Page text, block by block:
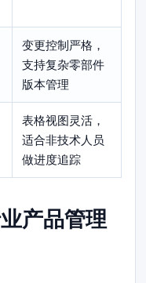
变更控制严格，
支持复杂零部件
版本管理
表格视图灵活，
适合非技术人员
做进度追踪
产品管理